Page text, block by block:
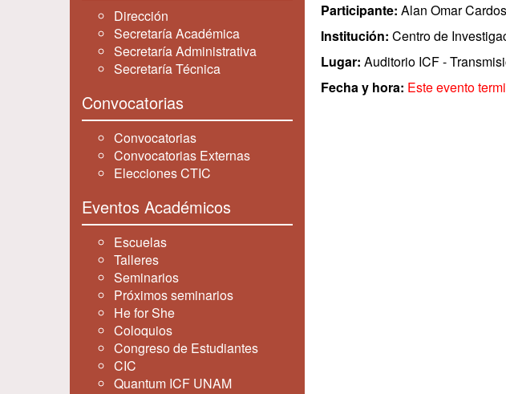
Dirección
Secretaría Académica
Secretaría Administrativa
Secretaría Técnica
Convocatorias
Convocatorias
Convocatorias Externas
Elecciones CTIC
Eventos Académicos
Escuelas
Talleres
Seminarios
Próximos seminarios
He for She
Coloquios
Congreso de Estudiantes
CIC
Quantum ICF UNAM
Participante: Alan Omar
Institución: Centro de
Lugar: Auditorio ICF -
Fecha y hora: Este evento